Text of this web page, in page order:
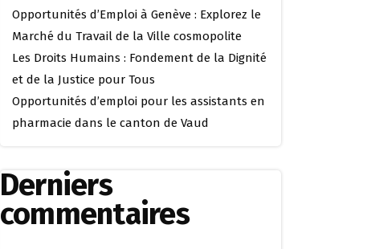
Opportunités d’Emploi à Genève : Explorez le
Marché du Travail de la Ville cosmopolite
Les Droits Humains : Fondement de la Dignité
et de la Justice pour Tous
Opportunités d’emploi pour les assistants en
pharmacie dans le canton de Vaud
Derniers
commentaires